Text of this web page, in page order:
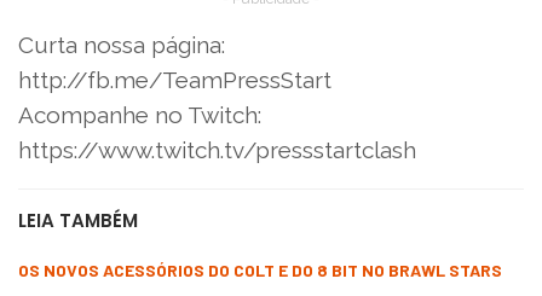
Curta nossa página:
http://fb.me/TeamPressStart
Acompanhe no Twitch:
https://www.twitch.tv/pressstartclash
LEIA TAMBÉM
OS NOVOS ACESSÓRIOS DO COLT E DO 8 BIT NO BRAWL STARS